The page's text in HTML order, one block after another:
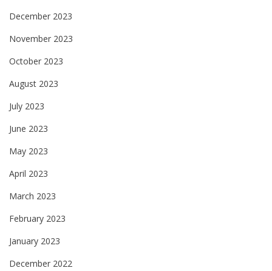
December 2023
November 2023
October 2023
August 2023
July 2023
June 2023
May 2023
April 2023
March 2023
February 2023
January 2023
December 2022